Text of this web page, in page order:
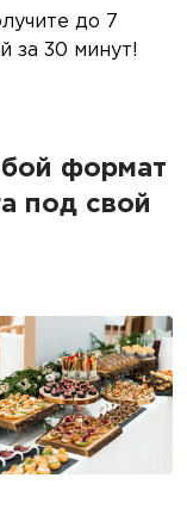
до 7
за 30 минут!
формат
под свой